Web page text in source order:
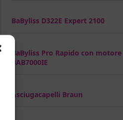
BaByliss D322E Expert 2100
BaByliss Pro Rapido con
BAB7000IE
Asciugacapelli Braun